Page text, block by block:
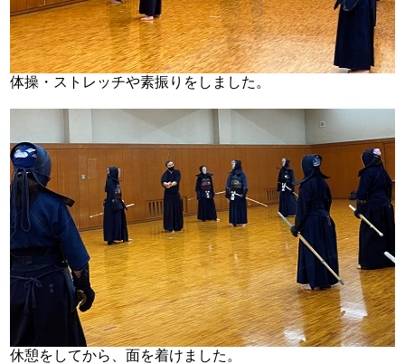
体操・ストレッチや素振りをしました。
休憩をしてから、面を着けました。